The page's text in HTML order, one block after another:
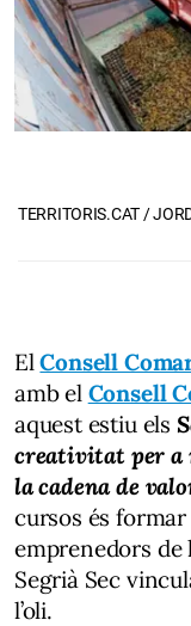
TERRITORIS.CAT /
ElConsell
amb el Consell
aquest estiu els
creativitat per a
la cadena de
cursos és formar
emprenedors de
Segrià Sec
l’oli.